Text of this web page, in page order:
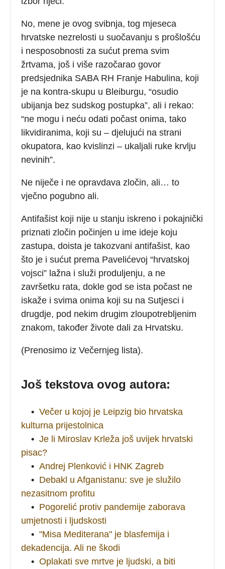
No, mene je ovog svibnja, tog mjeseca
hrvatske nezrelosti u suočavanju s prošlošću
i nesposobnosti za sućut prema svim
žrtvama, još i više razočarao govor
predsjednika SABA RH Franje Habulina, koji
je na kontra-skupu u Bleiburgu, “osudio
ubijanja bez sudskog postupka”, ali i rekao:
“ne mogu i neću odati počast onima, tako
likvidiranima, koji su – djelujući na strani
okupatora, kao kvislinzi – ukaljali ruke krvlju
nevinih”.
Ne niječe i ne opravdava zločin, ali… to
vječno pogubno ali.
Antifašist koji nije u stanju iskreno i pokajnički
priznati zločin počinjen u ime ideje koju
zastupa, doista je takozvani antifašist, kao
što je i sućut prema Pavelićevoj “hrvatskoj
vojsci” lažna i služi produljenju, a ne
završetku rata, dokle god se ista počast ne
iskaže i svima onima koji su na Sutjesci i
drugdje, pod nekim drugim zloupotrebljenim
znakom, također živote dali za Hrvatsku.
(Prenosimo iz Večernjeg lista).
Još tekstova ovog autora:
• Večer u kojoj je Leipzig bio hrvatska
kulturna prijestolnica
• Je li Miroslav Krleža još uvijek hrvatski
pisac?
• Andrej Plenković i HNK Zagreb
• Debakl u Afganistanu: sve je služilo
nezasitnom profitu
• Pogorelić protiv pandemije zaborava
umjetnosti i ljudskosti
• "Misa Mediterana" je blasfemija i
dekadencija. Ali ne škodi
• Oplakati sve mrtve je ljudski, a biti